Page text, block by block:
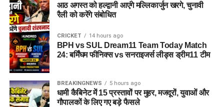
आठ अगस्त को हल्द्वानी आएंगे मल्लिकार्जुन खरगे, चुनावी
रैली को करेंगे संबोधित
CRICKET 14 hours ago
BPH vs SUL Dream11 Team Today Match
24: बर्मिंघम फीनिक्स vs सनराइजर्स लीड्स ड्रीम11 टीम
BREAKINGNEWS 5 hours ago
धामी कैबिनेट में 15 प्रस्तावों पर मुहर, मजदूरों, युवाओं और
गौपालकों के लिए गए बड़े फैसले